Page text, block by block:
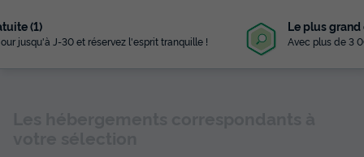
Avec plus de 3 000 campings référencés